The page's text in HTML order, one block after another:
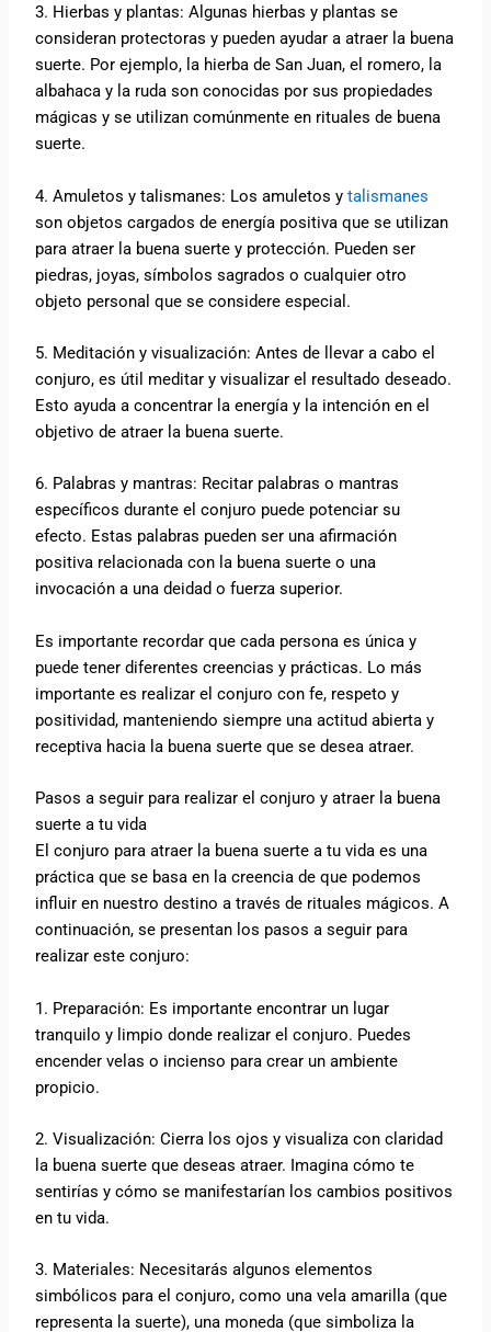
3. Hierbas y plantas: Algunas hierbas y plantas se
consideran protectoras y pueden ayudar a atraer la buena
suerte. Por ejemplo, la hierba de San Juan, el romero, la
albahaca y la ruda son conocidas por sus propiedades
mágicas y se utilizan comúnmente en rituales de buena
suerte.
4. Amuletos y talismanes: Los amuletos ytalismanes
son objetos cargados de energía positiva que se utilizan
para atraer la buena suerte y protección. Pueden ser
piedras, joyas, símbolos sagrados o cualquier otro
objeto personal que se considere especial.
5. Meditación y visualización: Antes de llevar a cabo el
conjuro, es útil meditar y visualizar el resultado deseado.
Esto ayuda a concentrar la energía y la intención en el
objetivo de atraer la buena suerte.
6. Palabras y mantras: Recitar palabras o mantras
específicos durante el conjuro puede potenciar su
efecto. Estas palabras pueden ser una afirmación
positiva relacionada con la buena suerte o una
invocación a una deidad o fuerza superior.
Es importante recordar que cada persona es única y
puede tener diferentes creencias y prácticas. Lo más
importante es realizar el conjuro con fe, respeto y
positividad, manteniendo siempre una actitud abierta y
receptiva hacia la buena suerte que se desea atraer.
Pasos a seguir para realizar el conjuro y atraer la buena
suerte a tu vida
El conjuro para atraer la buena suerte a tu vida es una
práctica que se basa en la creencia de que podemos
influir en nuestro destino a través de rituales mágicos. A
continuación, se presentan los pasos a seguir para
realizar este conjuro:
1. Preparación: Es importante encontrar un lugar
tranquilo y limpio donde realizar el conjuro. Puedes
encender velas o incienso para crear un ambiente
propicio.
2. Visualización: Cierra los ojos y visualiza con claridad
la buena suerte que deseas atraer. Imagina cómo te
sentirías y cómo se manifestarían los cambios positivos
en tu vida.
3. Materiales: Necesitarás algunos elementos
simbólicos para el conjuro, como una vela amarilla (que
representa la suerte), una moneda (que simboliza la